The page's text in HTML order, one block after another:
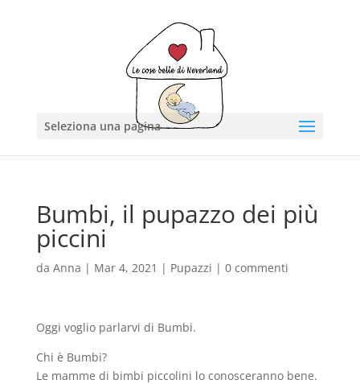
Seleziona una pagina
Bumbi, il pupazzo dei più
piccini
da Anna | Mar 4, 2021 | Pupazzi | 0 commenti
Oggi voglio parlarvi di Bumbi.
Chi è Bumbi?
Le mamme di bimbi piccolini lo conosceranno bene.